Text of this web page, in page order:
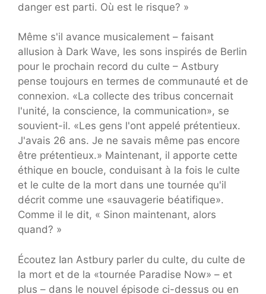
danger est parti. Où est le risque? »
Même s'il avance musicalement – faisant
allusion à Dark Wave, les sons inspirés de Berlin
pour le prochain record du culte – Astbury
pense toujours en termes de communauté et de
connexion. «La collecte des tribus concernait
l'unité, la conscience, la communication», se
souvient-il. «Les gens l'ont appelé prétentieux.
J'avais 26 ans. Je ne savais même pas encore
être prétentieux.» Maintenant, il apporte cette
éthique en boucle, conduisant à la fois le culte
et le culte de la mort dans une tournée qu'il
décrit comme une «sauvagerie béatifique».
Comme il le dit, « Sinon maintenant, alors
quand? »
Écoutez Ian Astbury parler du culte, du culte de
la mort et de la «tournée Paradise Now» – et
plus – dans le nouvel épisode ci-dessus ou en